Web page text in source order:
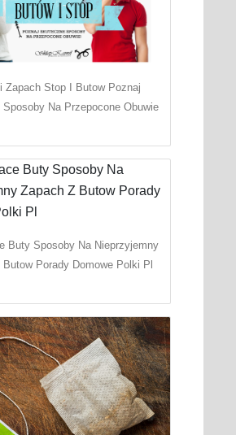
Zapach Stop I Butow Poznaj
Na Przepocone Obuwie
Buty Sposoby Na Nieprzyjemny
Porady Domowe Polki Pl